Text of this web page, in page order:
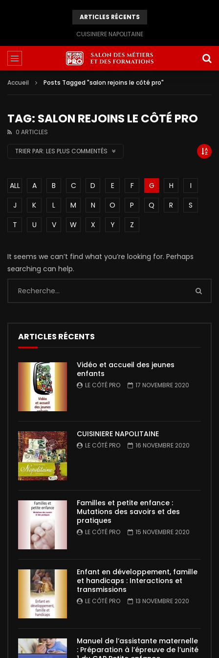
ARTICLES RÉCENTS
CUISINIERE NAPOLITAINE
Accueil Posts Tagged "salon rejoins le côté pro"
TAG: SALON REJOINS LE CÔTÉ PRO
0 ARTICLES
TRIER PAR: LES PLUS COMMENTÉS
ALL A B C D E F G H
I
J
K L M N O P Q R
S
T
U V W X Y Z
It seems we can’t find what you’re looking for. Perhaps
searching can help.
ARTICLES RÉCENTS
Vidéo et accueil des jeunes
enfants
LE CÔTÉ PRO 17 NOVEMBRE 2020
CUISINIERE NAPOLITAINE
LE CÔTÉ PRO 16 NOVEMBRE 2020
Familles et petite enfance :
Mutations des savoirs et des
pratiques
LE CÔTÉ PRO 15 NOVEMBRE 2020
Enfant en développement, famille
et handicaps : Interactions et
transmissions
LE CÔTÉ PRO 13 NOVEMBRE 2020
Manuel de l’assistante maternelle
: Préparation à l’épreuve de l’unité